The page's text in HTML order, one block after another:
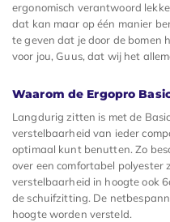
ergonomisch verantwoord
dat kan maar op één manier
te geven dat je door de bomen
voor jou, Guus, dat wij het
Waarom de Ergopro
Langdurig zitten is met de
verstelbaarheid van ieder
optimaal kunt benutten. Zo
over een comfortabel
verstelbaarheid in hoogte ook
de schuifzitting. De
hoogte worden versteld.